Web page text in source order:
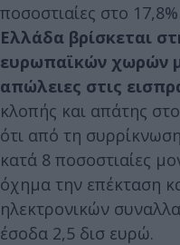
ποσοστιαίες στο
Ελλάδα βρίσκεται
ευρωπαϊκών χωρών
απώλειες στις
κλοπής και απάτης
ότι από τη
κατά 8 ποσοστιαίες
όχημα την επέκταση
ηλεκτρονικών
έσοδα 2,5 δισ ευρώ.